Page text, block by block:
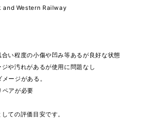
and Western Railway
い程度の小傷や凹み等あるが良好な状態
や汚れがあるが使用に問題なし
ージがある。
ペアが必要
ての評価目安です。